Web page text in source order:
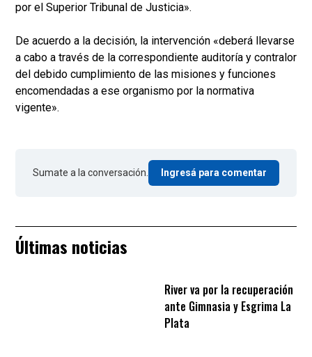
por el Superior Tribunal de Justicia».
De acuerdo a la decisión, la intervención «deberá llevarse
a cabo a través de la correspondiente auditoría y contralor
del debido cumplimiento de las misiones y funciones
encomendadas a ese organismo por la normativa
vigente».
Sumate a la conversación. Ingresá para comentar
Últimas noticias
River va por la recuperación
ante Gimnasia y Esgrima La
Plata